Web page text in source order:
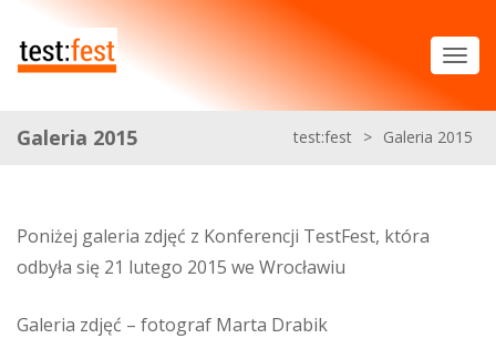
Galeria 2015 test:fest > Galeria 2015
Poniżej galeria zdjęć z Konferencji TestFest, która
odbyła się 21 lutego 2015 we Wrocławiu
Galeria zdjęć – fotograf Marta Drabik